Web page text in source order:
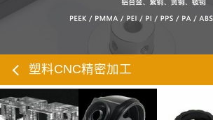
塑料CNC精密加工